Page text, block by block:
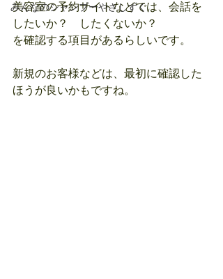
みんなのシャンプーやさしずく
美容室の予約サイトなどでは、会話を
したいか？　したくないか？
を確認する項目があるらしいです。
新規のお客様などは、最初に確認した
ほうが良いかもですね。